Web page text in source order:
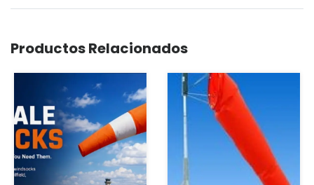
Productos Relacionados